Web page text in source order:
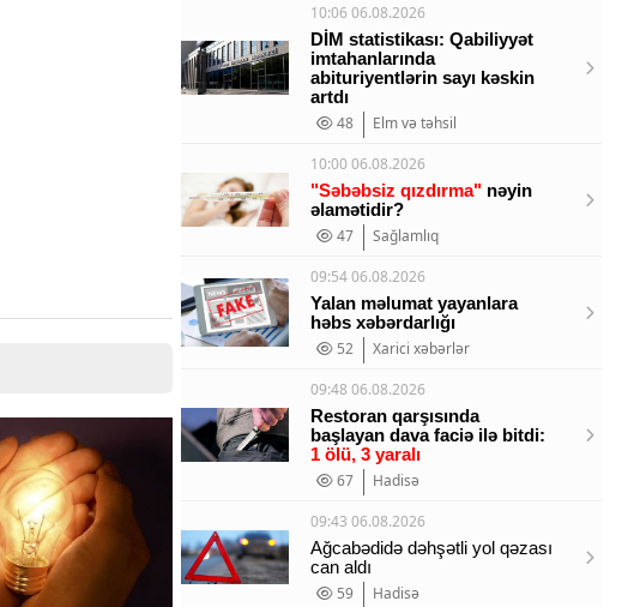
10:06 06.08.2026
DİM statistikası: Qabiliyyət
imtahanlarında
abituriyentlərin sayı kəskin
artdı
48
Elm və təhsil
10:00 06.08.2026
"Səbəbsiz qızdırma" nəyin
əlamətidir?
47
Sağlamlıq
09:54 06.08.2026
Yalan məlumat yayanlara
həbs xəbərdarlığı
52
Xarici xəbərlər
09:48 06.08.2026
Restoran qarşısında
başlayan dava faciə ilə bitdi:
1 ölü, 3 yaralı
67
Hadisə
09:43 06.08.2026
Ağcabədidə dəhşətli yol qəzası
can aldı
59
Hadisə